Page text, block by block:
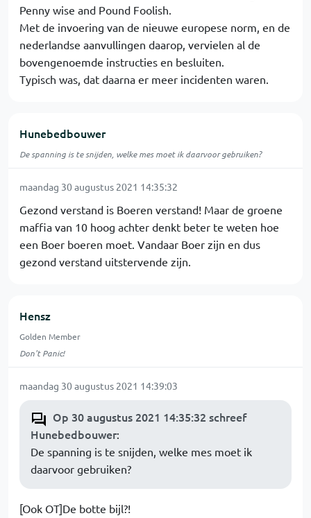
Penny wise and Pound Foolish.
Met de invoering van de nieuwe europese norm, en de
nederlandse aanvullingen daarop, vervielen al de
bovengenoemde instructies en besluiten.
Typisch was, dat daarna er meer incidenten waren.
Hunebedbouwer
De spanning is te snijden, welke mes moet ik daarvoor gebruiken?
maandag 30 augustus 2021 14:35:32
Gezond verstand is Boeren verstand! Maar de groene
maffia van 10 hoog achter denkt beter te weten hoe
een Boer boeren moet. Vandaar Boer zijn en dus
gezond verstand uitstervende zijn.
Hensz
Golden Member
Don't Panic!
maandag 30 augustus 2021 14:39:03
Op 30 augustus 2021 14:35:32 schreef
Hunebedbouwer:
De spanning is te snijden, welke mes moet ik
daarvoor gebruiken?
[Ook OT]De botte bijl?!